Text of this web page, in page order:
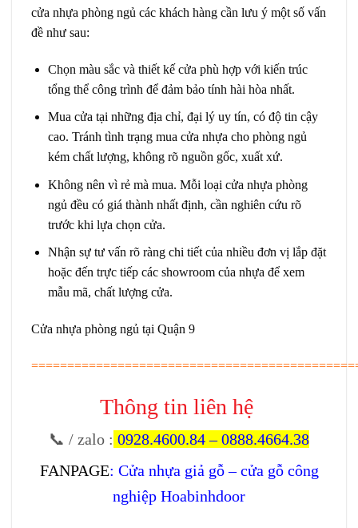
cửa nhựa phòng ngủ các khách hàng cần lưu ý một số vấn
đề như sau:
Chọn màu sắc và thiết kế cửa phù hợp với kiến trúc
tổng thể công trình để đảm bảo tính hài hòa nhất.
Mua cửa tại những địa chỉ, đại lý uy tín, có độ tin cậy
cao. Tránh tình trạng mua cửa nhựa cho phòng ngủ
kém chất lượng, không rõ nguồn gốc, xuất xứ.
Không nên vì rẻ mà mua. Mỗi loại cửa nhựa phòng
ngủ đều có giá thành nhất định, cần nghiên cứu rõ
trước khi lựa chọn cửa.
Nhận sự tư vấn rõ ràng chi tiết của nhiều đơn vị lắp đặt
hoặc đến trực tiếp các showroom của nhựa để xem
mẫu mã, chất lượng cửa.
Cửa nhựa phòng ngủ tại Quận 9
Thông tin liên hệ
📞 / zalo : 0928.4600.84–0888.4664.38
FANPAGE: Cửa nhựa giả gỗ – cửa gỗ công
nghiệp Hoabinhdoor